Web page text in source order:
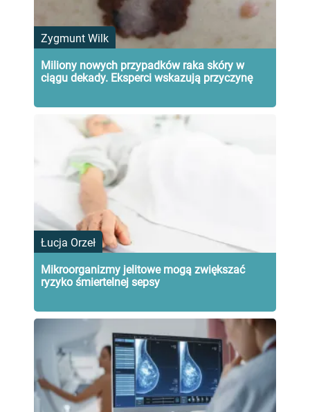
Zygmunt Wilk
Miliony nowych przypadków raka skóry w
ciągu dekady. Eksperci wskazują przyczynę
Łucja Orzeł
Mikroorganizmy jelitowe mogą zwiększać
ryzyko śmiertelnej sepsy